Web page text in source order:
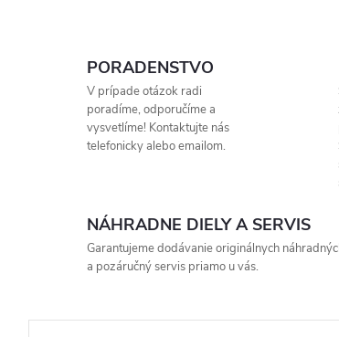
PORADENSTVO
V prípade otázok radi
poradíme, odporučíme a
vysvetlíme! Kontaktujte nás
telefonicky alebo emailom.
NÁHRADNE DIELY A SERVIS
Garantujeme dodávanie originálnych
a pozáručný servis priamo u vás.